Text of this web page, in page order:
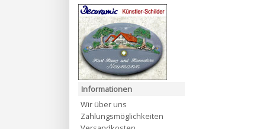
Informationen
Wir über uns
Zahlungsmöglichkeiten